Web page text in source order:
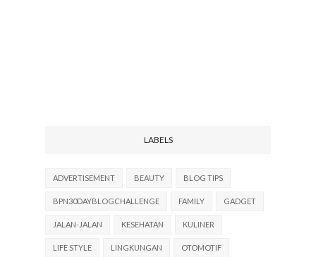
LABELS
ADVERTISEMENT BEAUTY BLOG TIPS
BPN30DAYBLOGCHALLENGE FAMILY GADGET
JALAN-JALAN KESEHATAN KULINER
LIFE STYLE LINGKUNGAN OTOMOTIF